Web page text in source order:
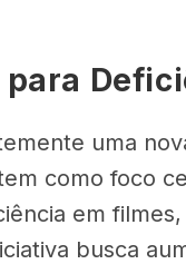
uma
como foco
em
busca